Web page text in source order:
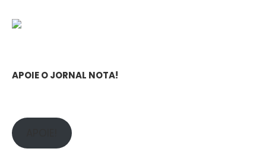
APOIE O JORNAL NOTA!